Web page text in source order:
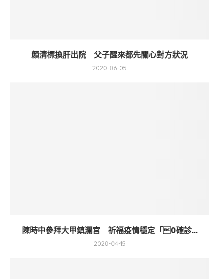
顏清標換肝出院 父子醒來都先關心對方狀況
2020-06-05
陳時中參拜大甲鎮瀾宮 祈福疫情穩定「0確診...
2020-04-15